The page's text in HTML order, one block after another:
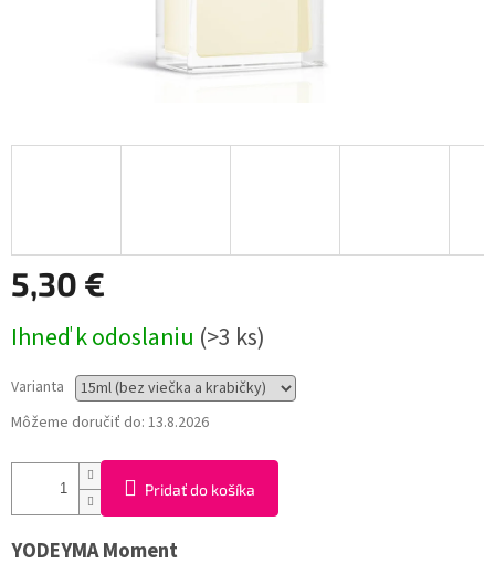
5,30 €
cena:
Ihneď k odoslaniu (>3 ks)
Varianta
Môžeme doručiť do: 13.8.2026
Pridať do košíka
YODEYMAMoment